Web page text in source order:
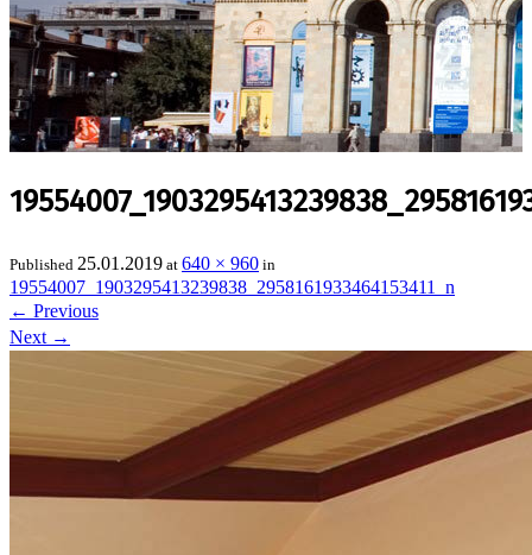
Published 25.01.2019 at 640 × 960 in
19554007_1903295413239838_2958161933464153411_n
← Previous
Next →